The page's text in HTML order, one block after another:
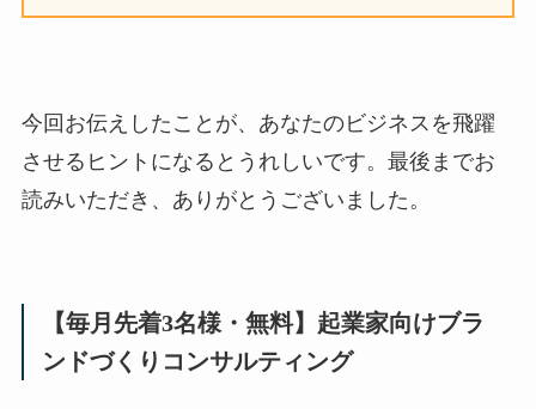
今回お伝えしたことが、あなたのビジネスを飛躍
させるヒントになるとうれしいです。最後までお
読みいただき、ありがとうございました。
【毎月先着3名様・無料】起業家向けブラ
ンドづくりコンサルティング